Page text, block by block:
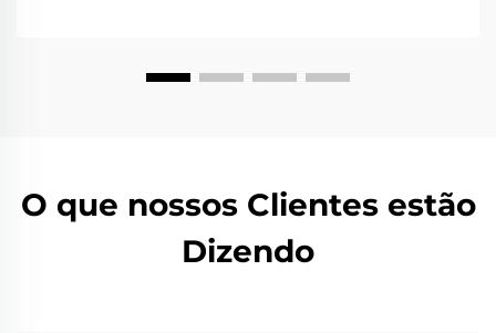
O que nossos Clientes estão
Dizendo